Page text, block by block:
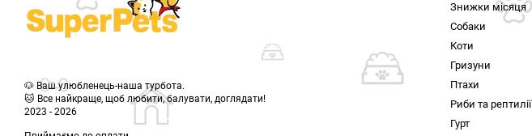
🐶 Ваш улюбленець-наша турбота.
🐱 Все найкраще, щоб любити, балувати, доглядати!
2023 - 2026
Знижки місяця
Собаки
Коти
Гризуни
Птахи
Риби та рептилії
Гурт